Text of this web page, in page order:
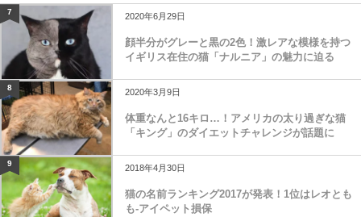
7 2020年6月29日
顔半分がグレーと黒の2色！激レアな模様を持つ
イギリス在住の猫「ナルニア」の魅力に迫る
8 2020年3月9日
体重なんと16キロ…！アメリカの太り過ぎな猫
「キング」のダイエットチャレンジが話題に
9 2018年4月30日
猫の名前ランキング2017が発表！1位はレオとも
も-アイペット損保